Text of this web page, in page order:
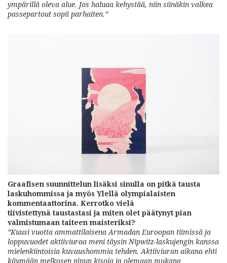
ympärillä oleva alue. Jos haluaa kehystää, niin siinäkin valkea
passepartout sopii parhaiten.”
Graafisen suunnittelun lisäksi sinulla on pitkä tausta
laskuhommissa ja myös Ylellä olympialaisten
kommentaattorina. Kerrotko vielä
tiivistettynä taustastasi ja miten olet päätynyt pian
valmistumaan taiteen maisteriksi?
”Kuusi vuotta ammattilaisena Armadan Euroopan tiimissä ja
loppuvuodet aktiiviuraa meni täysin Nipwitz-laskujengin kanssa
mielenkiintoisia kuvaushommia tehden. Aktiiviuran aikana ehti
käymään melkosen nipun kisoja ja olemaan mukana